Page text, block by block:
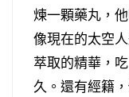
煉一顆藥丸，
像現在的太空
萃取的精華，
久。還有經籍